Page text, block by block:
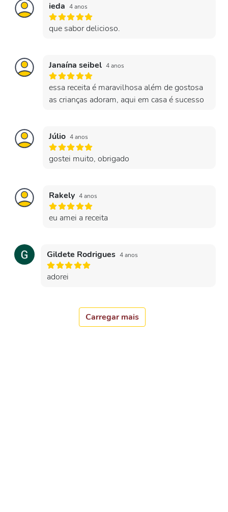
ieda 4 anos
que sabor delicioso.
Janaína seibel 4 anos
essa receita é maravilhosa além de gostosa
as crianças adoram, aqui em casa é sucesso
Júlio 4 anos
gostei muito, obrigado
Rakely 4 anos
eu amei a receita
Gildete Rodrigues 4 anos
adorei
Carregar mais